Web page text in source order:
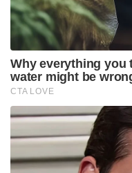
Why everything you
water might be
CTA LOVE